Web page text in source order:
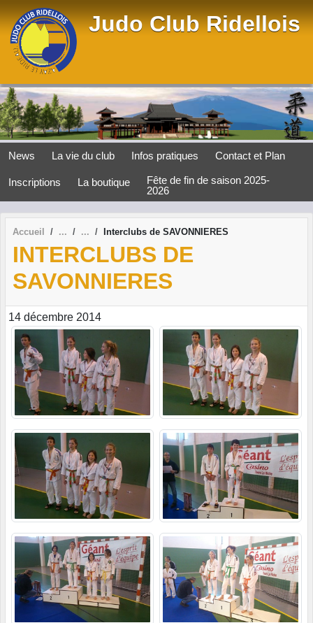
Judo Club Ridellois
News La vie du club Infos pratiques Contact et Plan
Inscriptions La boutique
Fête de fin de saison 2025-
2026
Accueil Interclubs de SAVONNIERES
INTERCLUBS DE
SAVONNIERES
14 décembre 2014
Panneau de gestion des cookies